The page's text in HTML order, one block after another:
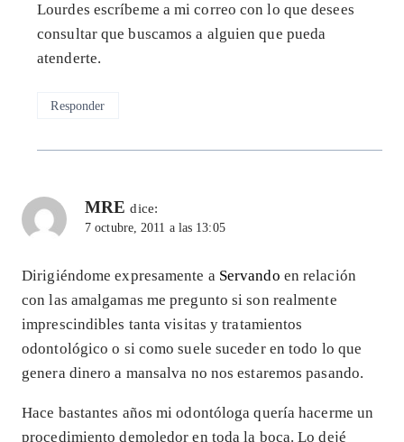
Lourdes escríbeme a mi correo con lo que desees
consultar que buscamos a alguien que pueda
atenderte.
Responder
MRE dice:
7 octubre, 2011 a las 13:05
Dirigiéndome expresamente a Servando en relación
con las amalgamas me pregunto si son realmente
imprescindibles tanta visitas y tratamientos
odontológico o si como suele suceder en todo lo que
genera dinero a mansalva no nos estaremos pasando.
Hace bastantes años mi odontóloga quería hacerme un
procedimiento demoledor en toda la boca. Lo dejé